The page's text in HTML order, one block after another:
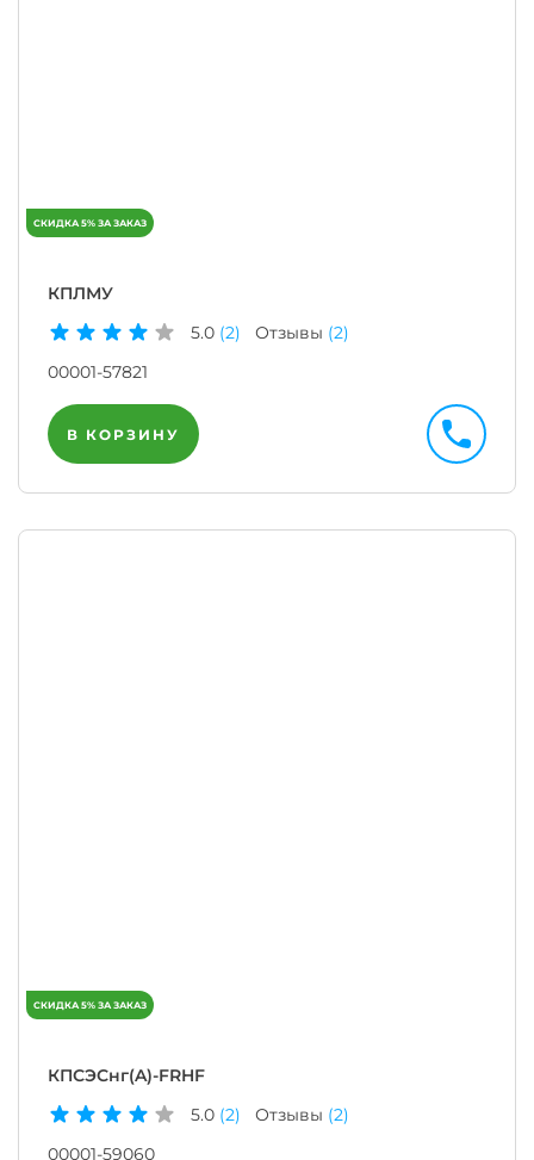
КПЛМУ
5.0 (2) Отзывы (2)
00001-57821
В КОРЗИНУ
КПСЭСнг(A)-FRHF
5.0 (2) Отзывы (2)
00001-59060